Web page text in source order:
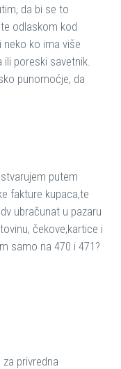
da bi se to
odlaskom kod
neko ko ima više
ili poreski savetnik.
punomoćje, da
putem
fakture kupaca,te
ubračunat u pazaru
čekove,kartice i
samo na 470 i 471?
privredna